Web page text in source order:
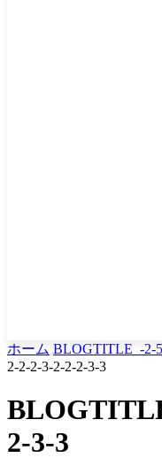
ホーム BLOGTITLE_-2-
2-2-2-3-2-2-2-3-3
2-3-3